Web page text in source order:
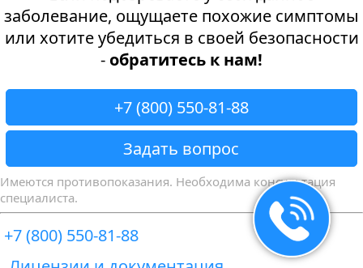
заболевание, ощущаете похожие симптомы
или хотите убедиться в своей безопасности
- обратитесь к нам!
+7 (800) 550-81-88
Задать вопрос
Имеются противопоказания. Необходима консультация
специалиста.
+7 (800) 550-81-88